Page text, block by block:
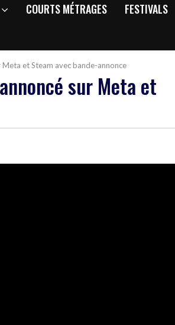
COURTS MÉTRAGES FESTIVALS
et Steam avec bande-annonce
sur Meta et